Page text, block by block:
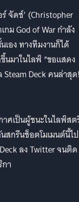
จัดช์’ (Christopher
ม God of War กำลัง
อง ทางทีมงานก็ได้
นมาในไลฟ์ “ขอแสดง
Deck คนล่าสุ
ศเป็นผู้ชนะในไลฟ์ส
สกรีนช็อตโมเมนต์นี้ไป
ลง Twitter จนติด
า